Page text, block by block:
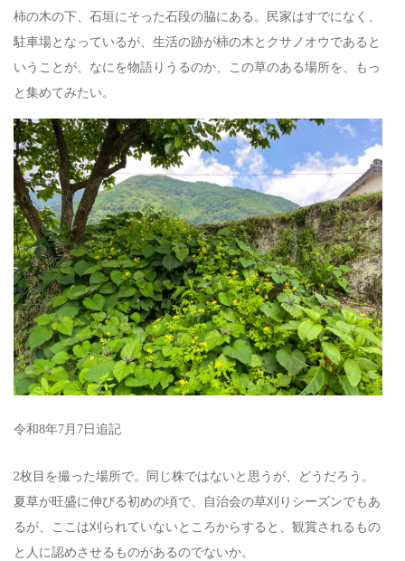
柿の木の下、石垣にそった石段の脇にある。民家はすでになく、
駐車場となっているが、生活の跡が柿の木とクサノオウであると
いうことが、なにを物語りうるのか、この草のある場所を、もっ
と集めてみたい。
令和8年7月7日追記
2枚目を撮った場所で。同じ株ではないと思うが、どうだろう。
夏草が旺盛に伸びる初めの頃で、自治会の草刈りシーズンでもあ
るが、ここは刈られていないところからすると、観賞されるもの
と人に認めさせるものがあるのでないか。